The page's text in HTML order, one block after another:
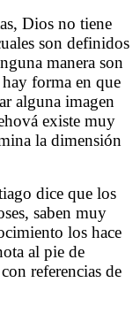
Dios no tiene
son definidos
manera son
forma en que
alguna imagen
existe muy
la dimensión
dice que los
saben muy
los hace
al pie de
referencias de